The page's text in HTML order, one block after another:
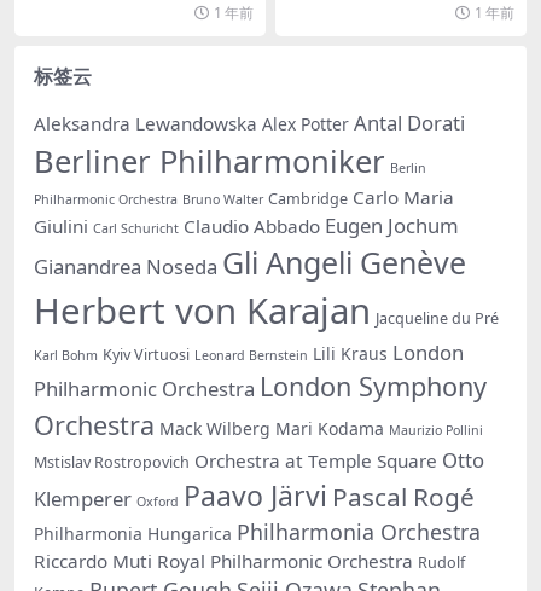
1 年前
1 年前
标签云
Aleksandra Lewandowska Alex Potter Antal Dorati
Berliner Philharmoniker Berlin
Philharmonic Orchestra Bruno Walter Cambridge Carlo Maria
Giulini Carl Schuricht Claudio Abbado Eugen Jochum
Gianandrea Noseda Gli Angeli Genève
Herbert von Karajan Jacqueline du Pré
Karl Bohm Kyiv Virtuosi Leonard Bernstein Lili Kraus London
Philharmonic Orchestra London Symphony
Orchestra Mack Wilberg Mari Kodama Maurizio Pollini
Mstislav Rostropovich Orchestra at Temple Square Otto
Klemperer Oxford Paavo Järvi Pascal Rogé
Philharmonia Hungarica Philharmonia Orchestra
Riccardo Muti Royal Philharmonic Orchestra Rudolf